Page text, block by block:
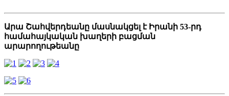
Արա Շահվերդեանը մասնակցել է Իրանի 53-րդ
համահայկական խաղերի բացման
արարողութեանը